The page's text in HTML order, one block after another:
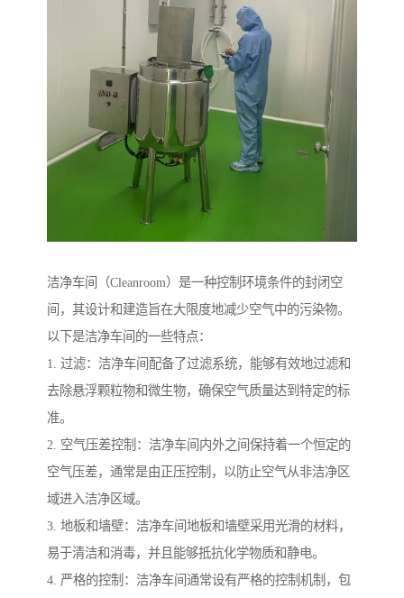
洁净车间（Cleanroom）是一种控制环境条件的封闭空
间，其设计和建造旨在大限度地减少空气中的污染物。
以下是洁净车间的一些特点：
1. 过滤：洁净车间配备了过滤系统，能够有效地过滤和
去除悬浮颗粒物和微生物，确保空气质量达到特定的标
准。
2. 空气压差控制：洁净车间内外之间保持着一个恒定的
空气压差，通常是由正压控制，以防止空气从非洁净区
域进入洁净区域。
3. 地板和墙壁：洁净车间地板和墙壁采用光滑的材料，
易于清洁和消毒，并且能够抵抗化学物质和静电。
4. 严格的控制：洁净车间通常设有严格的控制机制，包